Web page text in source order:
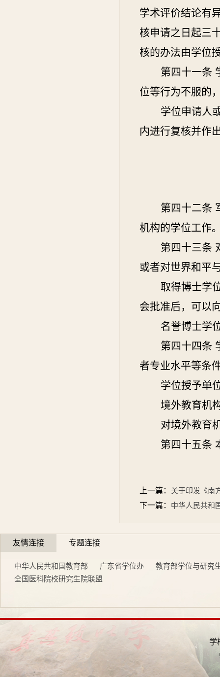
学术评价结论有
核申请之日起三
核的办法由学位
第四十一条
位等行为不服的
学位申请人
内进行复核并作
第四十二条
机构的学位工作
第四十三条
或者对世界和平
取得博士学
会批准后，可以
名誉博士学
第四十四条
者专业水平等条
学位授予单
境外教育机
对境外教育
第四十五条
上一篇： 关于印发《南
下一篇： 中华人民共和
友情连接 专题连接
中华人民共和国教育部 广东省学位办
教育部学位与研究
全国医科院校研究生院联盟
学